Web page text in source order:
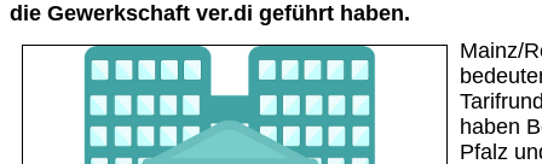
die Gewerkschaft ver.di geführt haben.
Mainz/
haben
Pfalz